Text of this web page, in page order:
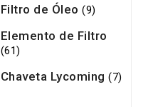
Filtro de Óleo (9)
Elemento de Filtro
(61)
Chaveta Lycoming (7)